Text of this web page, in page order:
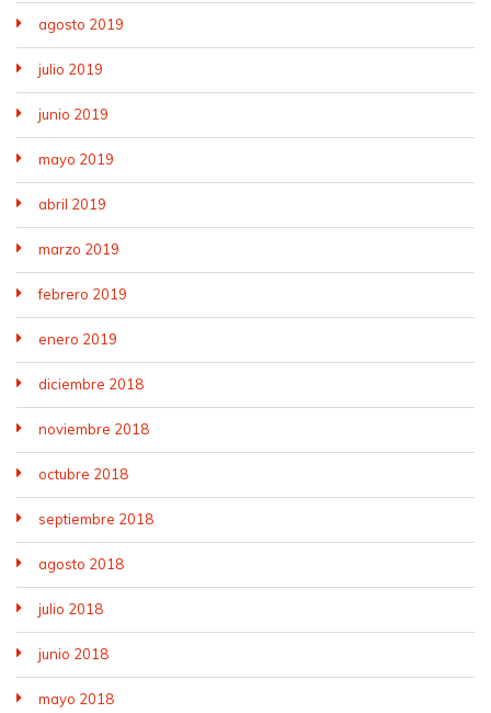
agosto 2019
julio 2019
junio 2019
mayo 2019
abril 2019
marzo 2019
febrero 2019
enero 2019
diciembre 2018
noviembre 2018
octubre 2018
septiembre 2018
agosto 2018
julio 2018
junio 2018
mayo 2018